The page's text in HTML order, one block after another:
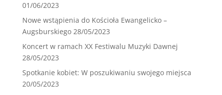
01/06/2023
Nowe wstąpienia do Kościoła Ewangelicko –
Augsburskiego 28/05/2023
Koncert w ramach XX Festiwalu Muzyki Dawnej
28/05/2023
Spotkanie kobiet: W poszukiwaniu swojego miejsca
20/05/2023